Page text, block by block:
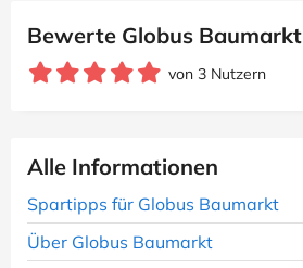
Bewerte Globus Baumarkt
von 3 Nutzern
Alle Informationen
Spartipps für Globus Baumarkt
Über Globus Baumarkt